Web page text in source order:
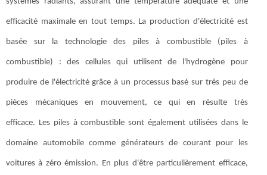
efficacité maximale en tout temps. La production d'électricité est
basée sur la technologie des piles à combustible (piles à
combustible) : des cellules qui utilisent de l'hydrogène pour
produire de l'électricité grâce à un processus basé sur très peu de
pièces mécaniques en mouvement, ce qui en résulte très
efficace. Les piles à combustible sont également utilisées dans le
domaine automobile comme générateurs de courant pour les
voitures à zéro émission. En plus d'être particulièrement efficace,